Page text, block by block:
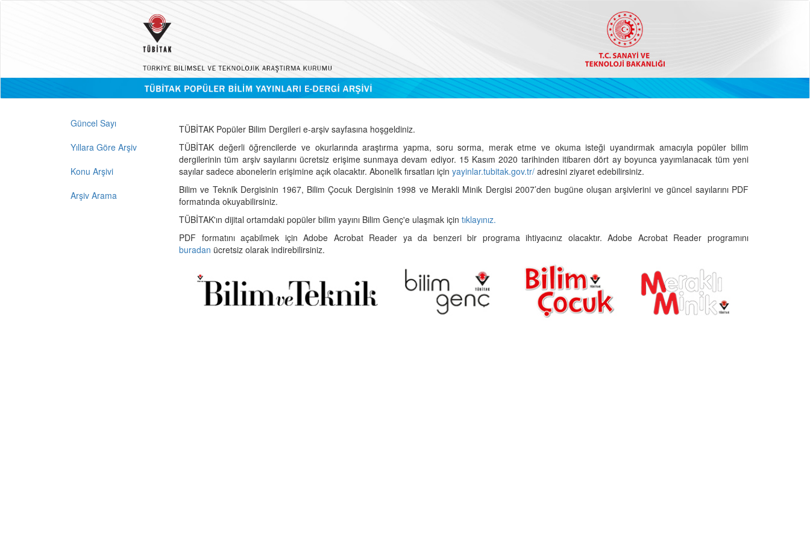
Güncel Sayı
Yıllara Göre Arşiv
Konu Arşivi
Arşiv Arama
TÜBİTAK Popüler Bilim Dergileri e-arşiv sayfasına hoşgeldiniz.
TÜBİTAK değerli öğrencilerde ve okurlarında araştırma yapma, soru sorma, merak etme ve okuma isteği uyandırmak amacıyla popüler bilim
dergilerinin tüm arşiv sayılarını ücretsiz erişime sunmaya devam ediyor. 15 Kasım 2020 tarihinden itibaren dört ay boyunca yayımlanacak tüm yeni
sayılar sadece abonelerin erişimine açık olacaktır. Abonelik fırsatları için yayinlar.tubitak.gov.tr/ adresini ziyaret edebilirsiniz.
Bilim ve Teknik Dergisinin 1967, Bilim Çocuk Dergisinin 1998 ve Merakli Minik Dergisi 2007’den bugüne oluşan arşivlerini ve güncel sayılarını PDF
formatında okuyabilirsiniz.
TÜBİTAK'ın dijital ortamdaki popüler bilim yayını Bilim Genç'e ulaşmak için tıklayınız.
PDF formatını açabilmek için Adobe Acrobat Reader ya da benzeri bir programa ihtiyacınız olacaktır. Adobe Acrobat Reader programını
buradan ücretsiz olarak indirebilirsiniz.